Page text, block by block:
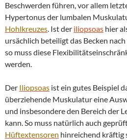
Beschwerden führen, vor allem
Hypertonus der lumbalen
Hohlkreuzes. Ist der iliopsoas hier
ursächlich beteiligt das Becken
so muss diese
werden.
Der Iliopsoas ist ein gutes Beispiel
überziehende Muskulatur eine
und insbesondere den Bereich der
kann. So muss natürlich auch
Hüftextensoren hinreichend kräftig